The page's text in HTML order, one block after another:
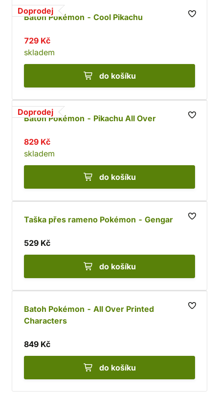
Doprodej
Batoh Pokémon - Cool Pikachu
729 Kč
skladem
do košíku
Doprodej
Batoh Pokémon - Pikachu All Over
829 Kč
skladem
do košíku
Taška přes rameno Pokémon - Gengar
529 Kč
do košíku
Batoh Pokémon - All Over Printed
Characters
849 Kč
do košíku